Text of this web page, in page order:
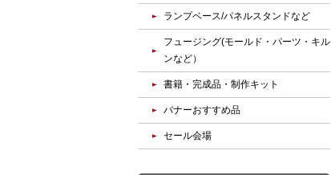
ランプベース/パネルスタンドなど
フュージング(モールド・パーツ・キル
ンなど）
書籍・完成品・制作キット
バナーおすすめ品
セール会場